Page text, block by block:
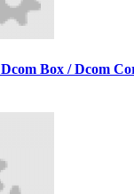
Box / Dcom